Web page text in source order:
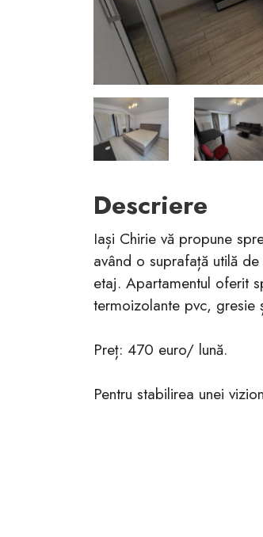
Descriere
Iași Chirie vă propune
având o suprafață utilă
etaj. Apartamentul oferit
termoizolante pvc, gresie
Preț: 470 euro/ lună.
Pentru stabilirea unei